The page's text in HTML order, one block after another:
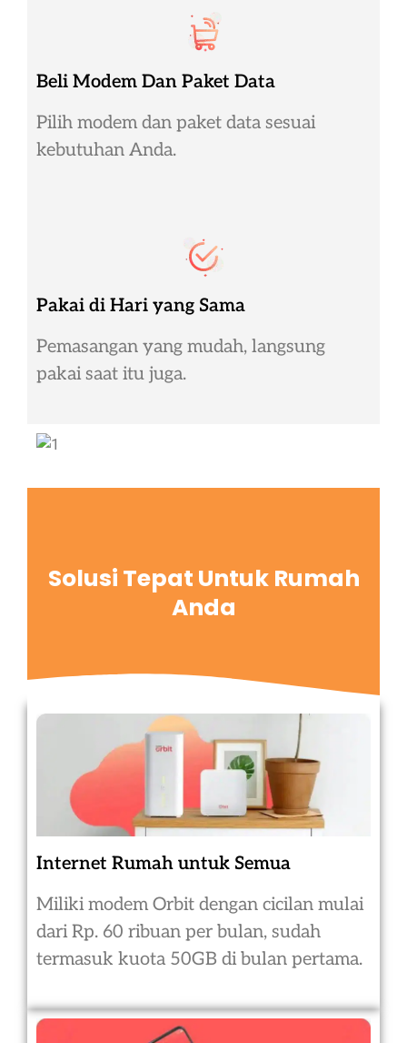
Beli Modem Dan Paket Data
Pilih modem dan paket data sesuai
kebutuhan Anda.
Pakai di Hari yang Sama
Pemasangan yang mudah, langsung
pakai saat itu juga.
Solusi Tepat Untuk Rumah
Anda
Internet Rumah untuk Semua
Miliki modem Orbit dengan cicilan mulai
dari Rp. 60 ribuan per bulan, sudah
termasuk kuota 50GB di bulan pertama.